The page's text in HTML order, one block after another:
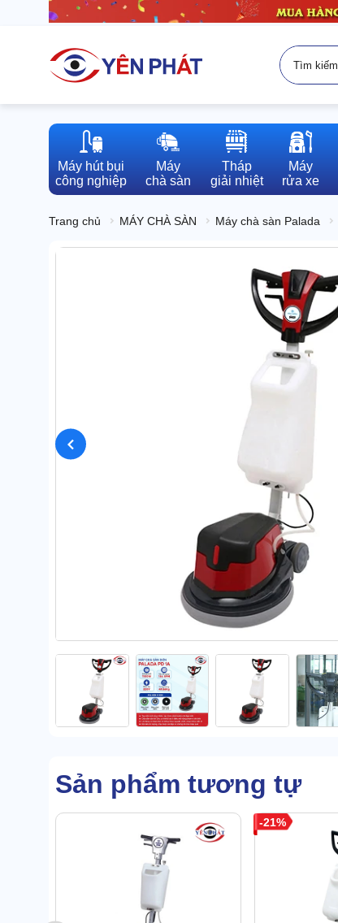
Máy hút bụi
công nghiệp
Máy
chà sàn
Tháp
giải nhiệt
Máy
rửa xe
Trang chủ MÁY CHÀ SÀN Máy chà sàn Palada
Sản phẩm tương tự
21